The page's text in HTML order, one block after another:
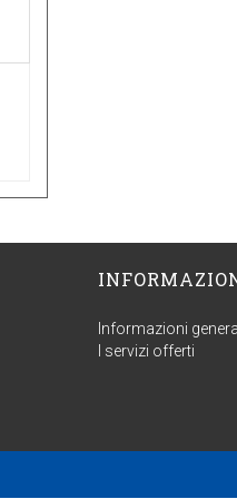
Informazioni
I servizi offerti